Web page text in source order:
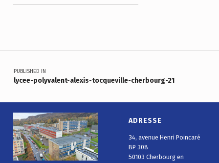
Navigation de l’article
PUBLISHED IN
lycee-polyvalent-alexis-tocqueville-cherbourg-21
ADRESSE
34, avenue Henri Poincaré
BP 308
50103 Cherbourg en